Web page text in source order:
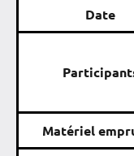
Date
Matériel